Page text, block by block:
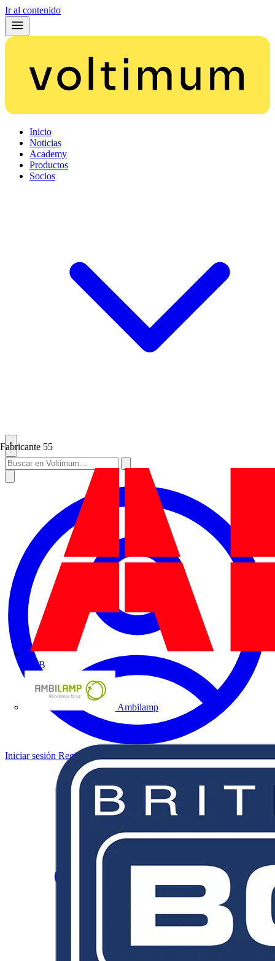
Ir al contenido
Inicio
Noticias
Academy
Productos
Socios
Fabricante 55
ABB
Ambilamp
Iniciar sesión Registrarse